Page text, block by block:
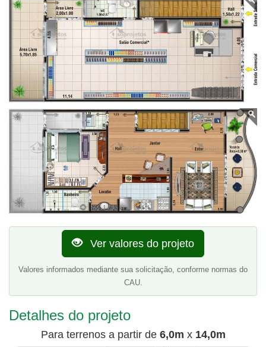
Ver valores do projeto
Valores informados mediante sua solicitação, conforme normas do
CAU.
Detalhes do projeto
Para terrenos a partir de 6,0m x 14,0m